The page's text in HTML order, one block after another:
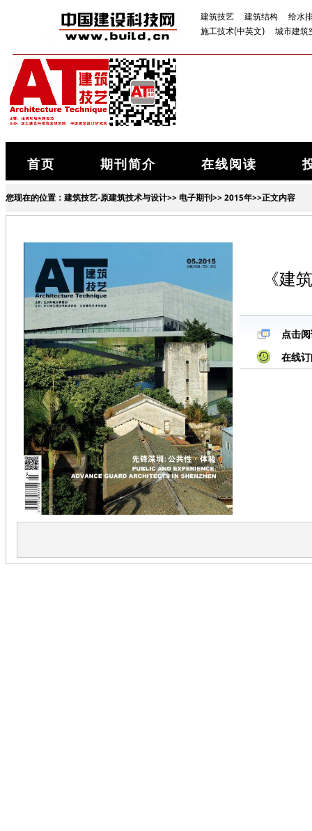
建筑技艺 建筑结构
给水
施工技术(中英文)
城市建筑
首页 期刊简介 在线阅读
您现在的位置： 建筑技艺-原建筑技术与设计>>电子期刊>>2015年>>正文内容
《建
点击
在线